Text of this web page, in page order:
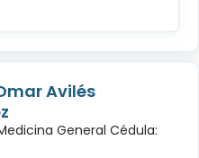
Avilés
General Cédula: